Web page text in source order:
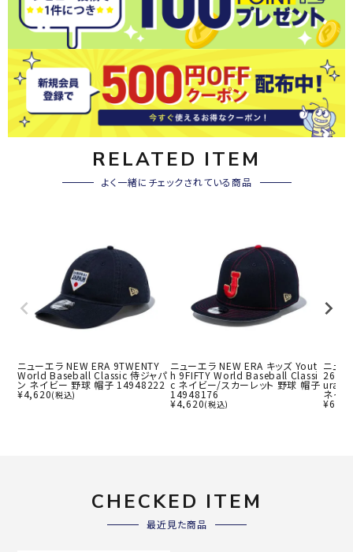
RELATED ITEM
よく一緒にチェックされている商品
ニューエラ NEW ERA 9TWENTY
World Baseball Classic 侍ジャパ
ン ネイビー 野球 帽子 14948222
¥4,620(税込)
ニューエラ NEW ERA キッズ Yout
h 9FIFTY World Baseball Classi
c ネイビー/スカーレット 野球 帽子
14948176
¥4,620(税込)
ニュ
26
urai
ネイ
¥
CHECKED ITEM
最近見た商品